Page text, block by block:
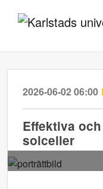
2026-06-02 06:00
Effektiva
solceller